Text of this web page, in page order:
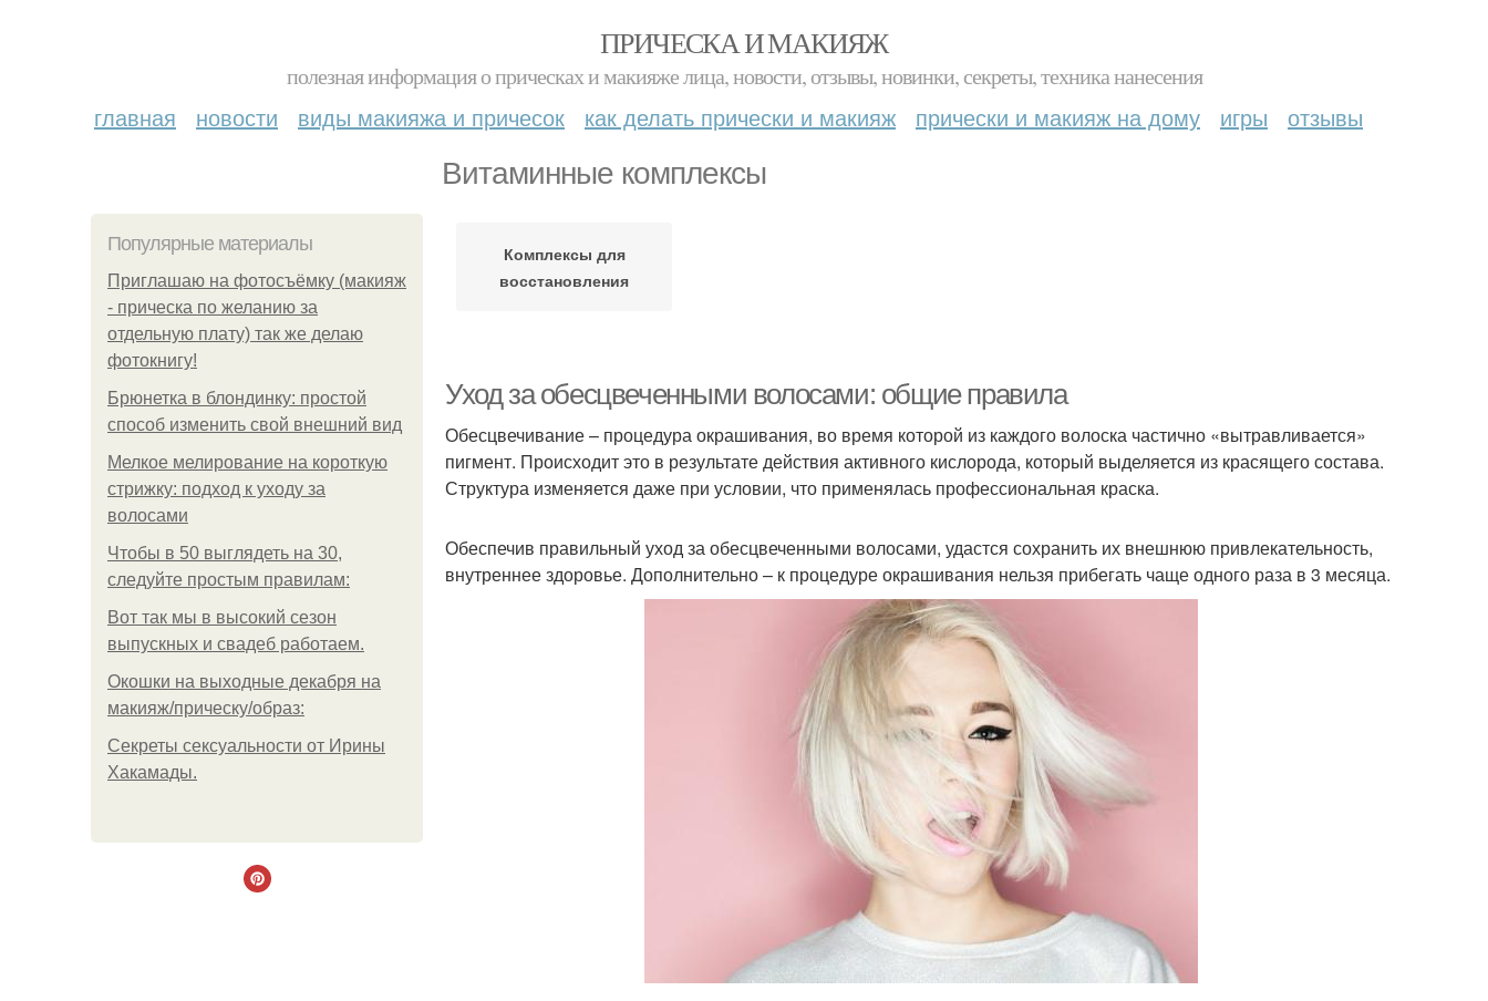
ПРИЧЕСКА И МАКИЯЖ
полезная информация о прическах и макияже лица, новости, отзывы, новинки, секреты, техника нанесения
главная новости виды макияжа и причесок как делать прически и макияж прически и макияж на дому игры отзывы
Витаминные комплексы
Популярные материалы
Приглашаю на фотосъёмку (макияж
- прическа по желанию за
отдельную плату) так же делаю
фотокнигу!
Брюнетка в блондинку: простой
способ изменить свой внешний вид
Мелкое мелирование на короткую
стрижку: подход к уходу за
волосами
Чтобы в 50 выглядеть на 30,
следуйте простым правилам:
Вот так мы в высокий сезон
выпускных и свадеб работаем.
Окошки на выходные декабря на
макияж/прическу/образ:
Секреты сексуальности от Ирины
Хакамады.
Комплексы для
восстановления
Уход за обесцвеченными волосами: общие правила
Обесцвечивание – процедура окрашивания, во время которой из каждого волоска частично «вытравливается»
пигмент. Происходит это в результате действия активного кислорода, который выделяется из красящего состава.
Структура изменяется даже при условии, что применялась профессиональная краска.
Обеспечив правильный уход за обесцвеченными волосами, удастся сохранить их внешнюю привлекательность,
внутреннее здоровье. Дополнительно – к процедуре окрашивания нельзя прибегать чаще одного раза в 3 месяца.